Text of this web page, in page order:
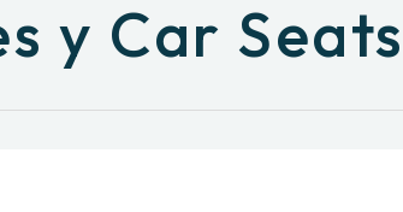
y Car Seats